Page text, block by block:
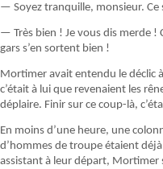
— Soyez tranquille, monsieur. Ce
— Très bien ! Je vous dis merde !
gars s’en sortent bien !
Mortimer avait entendu le déclic
c’était à lui que revenaient les
déplaire. Finir sur ce coup-là,
En moins d’une heure, une
d’hommes de troupe étaient
assistant à leur départ, Mortimer